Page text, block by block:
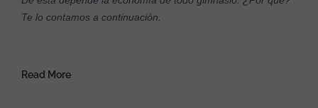
Te lo contamos a continuación.
Read More